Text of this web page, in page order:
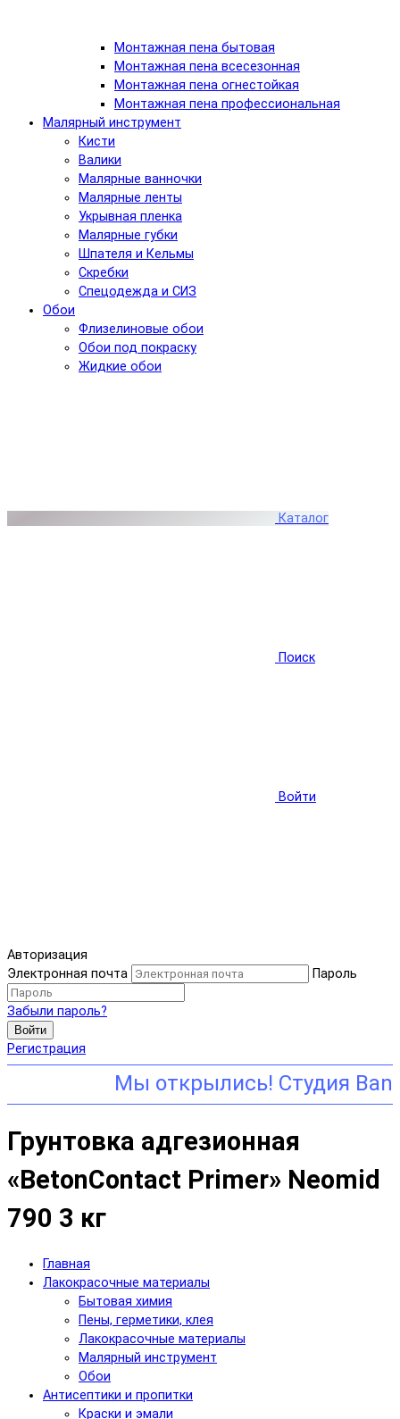
Монтажная пена бытовая
Монтажная пена всесезонная
Монтажная пена огнестойкая
Монтажная пена профессиональная
Малярный инструмент
Кисти
Валики
Малярные ванночки
Малярные ленты
Укрывная пленка
Малярные губки
Шпателя и Кельмы
Скребки
Спецодежда и СИЗ
Обои
Флизелиновые обои
Обои под покраску
Жидкие обои
Каталог
Поиск
Войти
Авторизация
Электронная почта
Пароль
Забыли пароль?
Войти
Регистрация
Грунтовка адгезионная
«BetonContact Primer» Neomid
790 3 кг
Главная
Лакокрасочные материалы
Бытовая химия
Пены, герметики, клея
Лакокрасочные материалы
Малярный инструмент
Обои
Антисептики и пропитки
Краски и эмали